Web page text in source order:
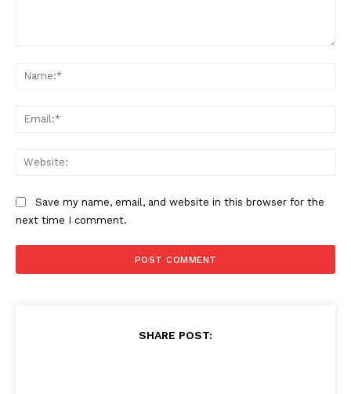
Save my name, email, and website in this browser for the
next time I comment.
SHARE POST: